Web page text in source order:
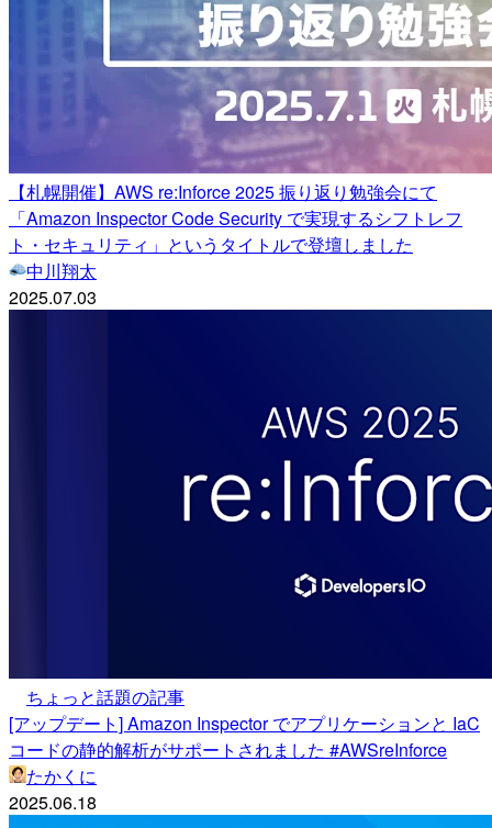
【札幌開催】AWS re:Inforce 2025 振り返り勉強会にて
「Amazon Inspector Code Security で実現するシフトレフ
ト・セキュリティ」というタイトルで登壇しました
中川翔太
2025.07.03
ちょっと話題の記事
[アップデート] Amazon Inspector でアプリケーションと IaC
コードの静的解析がサポートされました #AWSreInforce
たかくに
2025.06.18